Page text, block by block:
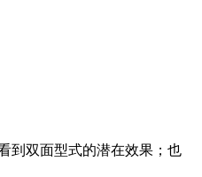
到双面型式的潜在效果；也